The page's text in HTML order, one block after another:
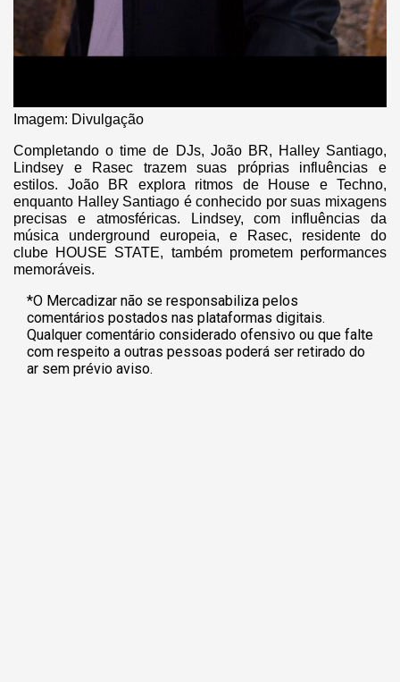
Imagem: Divulgação
Completando o time de DJs, João BR, Halley Santiago,
Lindsey e Rasec trazem suas próprias influências e
estilos. João BR explora ritmos de House e Techno,
enquanto Halley Santiago é conhecido por suas mixagens
precisas e atmosféricas. Lindsey, com influências da
música underground europeia, e Rasec, residente do
clube HOUSE STATE, também prometem performances
memoráveis.
*O Mercadizar não se responsabiliza pelos
comentários postados nas plataformas digitais.
Qualquer comentário considerado ofensivo ou que falte
com respeito a outras pessoas poderá ser retirado do
ar sem prévio aviso.